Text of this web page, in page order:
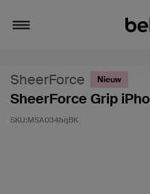
SheerForce Nieuw
SheerForce Grip
SKU:MSA034hqBK